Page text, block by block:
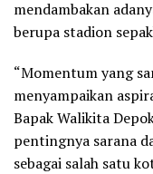
mendambakan
berupa stadion
“Momentum yang
menyampaikan
Bapak Walikita
pentingnya sarana
sebagai salah satu